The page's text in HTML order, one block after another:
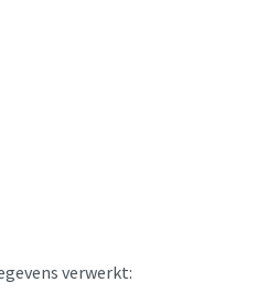
verwerkt: